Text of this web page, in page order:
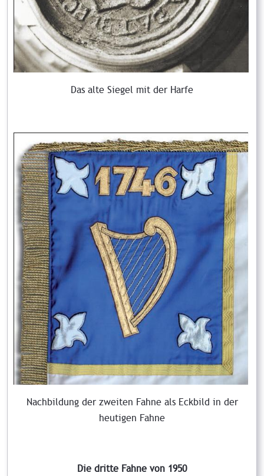
Das alte Siegel mit der Harfe
Nachbildung der zweiten Fahne als Eckbild in der
heutigen Fahne
Die dritte Fahne von 1950